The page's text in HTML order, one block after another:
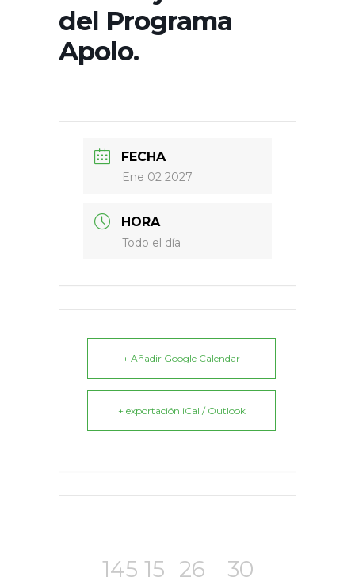
del Programa
Apolo.
FECHA
Ene 02 2027
HORA
Todo el día
+ Añadir Google Calendar
+ exportación iCal / Outlook
145 15 26 30